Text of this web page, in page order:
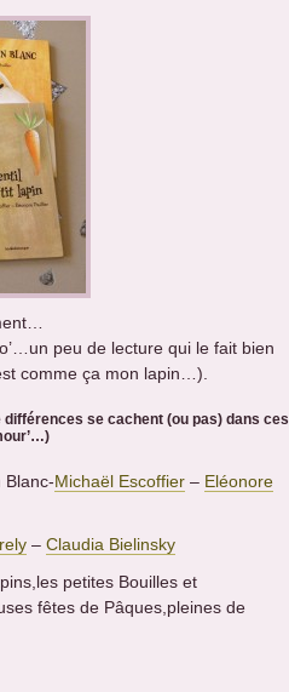
peu de lecture qui le fait bien
comme ça mon lapin…).
différences se cachent (ou pas) dans ces
Blanc-Michaël Escoffier – Eléonore
– Claudia Bielinsky
petites Bouilles et
fêtes de Pâques,pleines de